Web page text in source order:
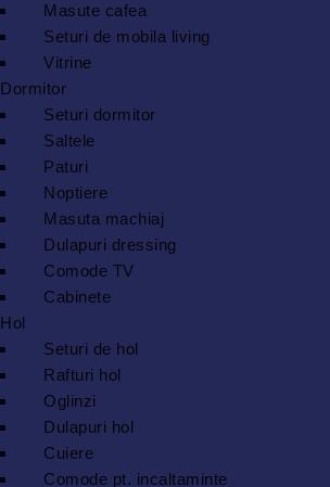
Masute cafea
Seturi de mobila living
Vitrine
Dormitor
Seturi dormitor
Saltele
Paturi
Noptiere
Masuta machiaj
Dulapuri dressing
Comode TV
Cabinete
Hol
Seturi de hol
Rafturi hol
Oglinzi
Dulapuri hol
Cuiere
Comode pt. incaltaminte